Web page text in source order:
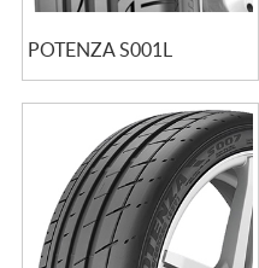
POTENZA S001L